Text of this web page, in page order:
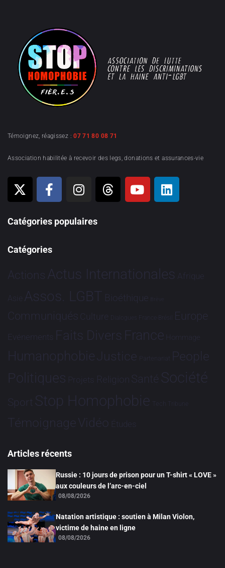
Témoignez, réagissez :07 71 80 08 71
Association habilitée à recevoir des legs, donations et assurances-vie
Catégories populaires
Catégories
Actions Actus Internationales Afrique
Asie Assos. LGBT Bioéthique Brève
Communiqués Culture Dialogues France-Brésil Europe
Evénements Faits Divers France Hommage
HumanophobieJustice Partenariat People
Politiques Projets Religion Santé Société
Sport Stop Homophobie Tech Tribune
TémoignageVidéo Études
Articles récents
Russie : 10 jours de prison pour un T-shirt « LOVE »
aux couleurs de l’arc-en-ciel
08/08/2026
Natation artistique : soutien à Milan Violon,
victime de haine en ligne
08/08/2026